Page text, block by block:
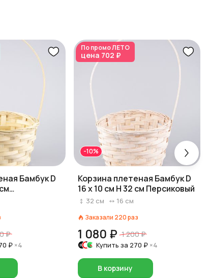
Бамбук D
₽
₽ ×4
По промоЛЕТО
цена 702 ₽
-10%
Корзина плетеная Бамбук D
16 x 10 см H 32 см Персиковый
32 см 16 см
Заказали 220раз
1 080 ₽ 1 200 ₽
Купить за 270 ₽ ×4
В корзину